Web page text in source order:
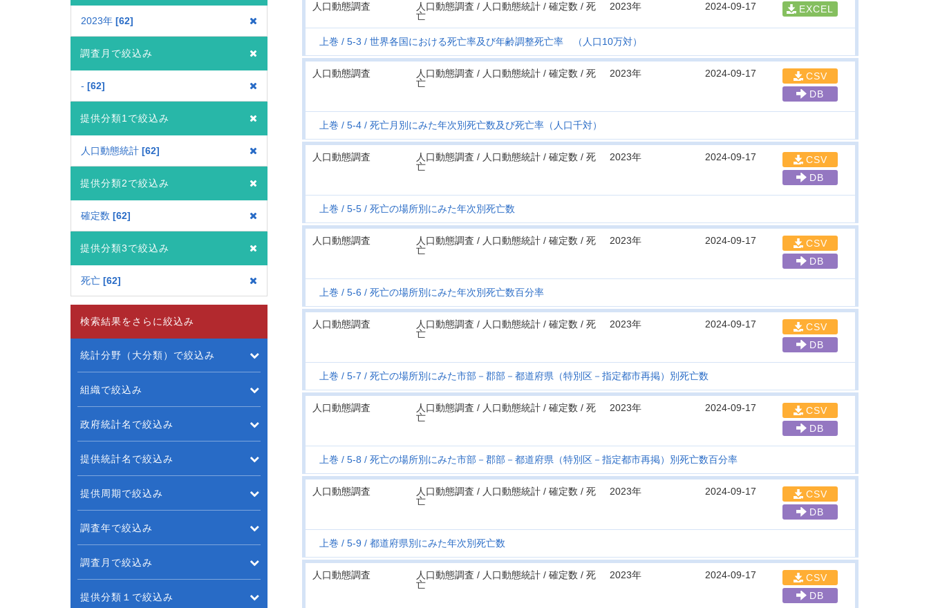
2023年 62
調査月で絞込み
- 62
提供分類1で絞込み
人口動態統計 62
提供分類2で絞込み
確定数 62
提供分類3で絞込み
死亡 62
人口動態調査
人口動態調査 / 人口動態統計 / 確定数 / 死
亡
2023年 2024-09-17 EXCEL
上巻 5-3 世界各国における死亡率及び年齢調整死亡率 （人口10万対）
人口動態調査
人口動態調査 / 人口動態統計 / 確定数 / 死
亡
2023年 2024-09-17
CSV
DB
上巻 5-4 死亡月別にみた年次別死亡数及び死亡率（人口千対）
人口動態調査
人口動態調査 / 人口動態統計 / 確定数 / 死
亡
2023年 2024-09-17
CSV
DB
上巻 5-5 死亡の場所別にみた年次別死亡数
人口動態調査
人口動態調査 / 人口動態統計 / 確定数 / 死
亡
2023年 2024-09-17
CSV
DB
上巻 5-6 死亡の場所別にみた年次別死亡数百分率
人口動態調査
人口動態調査 / 人口動態統計 / 確定数 / 死
亡
2023年 2024-09-17
CSV
DB
上巻 5-7 死亡の場所別にみた市部－郡部－都道府県（特別区－指定都市再掲）別死亡数
人口動態調査
人口動態調査 / 人口動態統計 / 確定数 / 死
亡
2023年 2024-09-17
CSV
DB
上巻 5-8 死亡の場所別にみた市部－郡部－都道府県（特別区－指定都市再掲）別死亡数百分率
人口動態調査
人口動態調査 / 人口動態統計 / 確定数 / 死
亡
2023年 2024-09-17
CSV
DB
上巻 5-9 都道府県別にみた年次別死亡数
人口動態調査
人口動態調査 / 人口動態統計 / 確定数 / 死
亡
2023年 2024-09-17
CSV
DB
検索結果をさらに絞込み
統計分野（大分類）で絞込み
組織で絞込み
政府統計名で絞込み
提供統計名で絞込み
提供周期で絞込み
調査年で絞込み
調査月で絞込み
提供分類１で絞込み